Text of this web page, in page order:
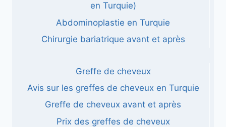
en Turquie)
Abdominoplastie en Turquie
Chirurgie bariatrique avant et après
Greffe de cheveux
Avis sur les greffes de cheveux en Turquie
Greffe de cheveux avant et après
Prix ​​des greffes de cheveux